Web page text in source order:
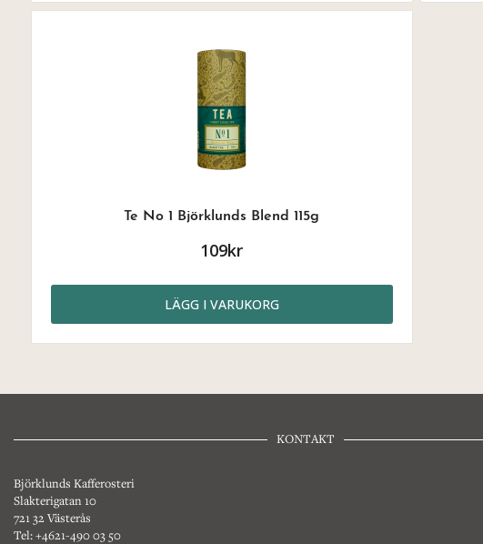
Te No 1 Björklunds Blend 115g
109kr
LÄGG I VARUKORG
KONTAKT
Björklunds Kafferosteri
Slakterigatan 10
721 32 Västerås
Tel: +4621-490 03 50